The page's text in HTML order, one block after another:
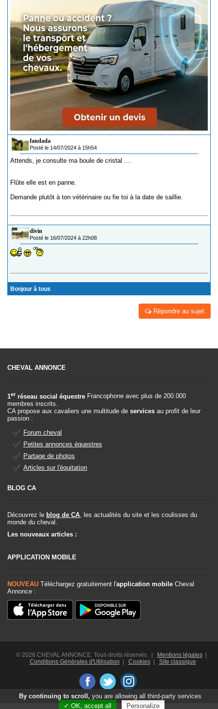
fandada
Posté le 14/07/2024 à 15h54
Attends, je consulte ma boule de cristal ....
Flûte elle est en panne.
Demande plutôt à ton vétérinaire ou fie toi à la date de saillie.
divin
Posté le 16/07/2024 à 22h08
Bonjour à tous
Répondre au sujet
CHEVAL ANNONCE
1er réseau social équestre Francophone avec plus de 200.000
membres inscrits.
CA propose aux cavaliers une multitude de services au profit de leur
passion :
Forum cheval
Petites annonces équestres
Partage de photos
Articles sur l'équitation
BLOG CA
Découvrez le blog de CA , les actualités du site et les coulisses du
monde du cheval.
Les nouveaux articles :
APPLICATION MOBILE
NOUVEAU Téléchargez gratuitement l'application mobile Cheval
Annonce :
© 2026 CHEVAL ANNONCE. Tous droits réservés. | Mentions légales|
Conditions Générales d'Utilisation | Cookies| Site classique
By continuing to scroll, you are allowing all third-party services
✓ OK, accept all
Personalize